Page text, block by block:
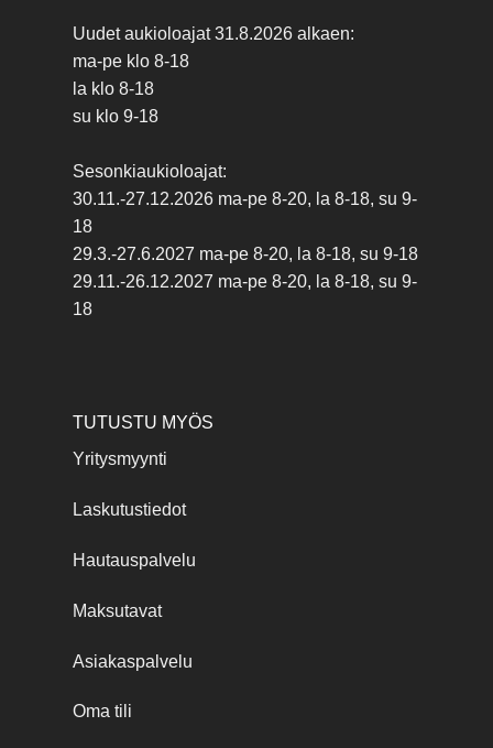
Uudet aukioloajat 31.8.2026 alkaen:
ma-pe klo 8-18
la klo 8-18
su klo 9-18
Sesonkiaukioloajat:
30.11.-27.12.2026 ma-pe 8-20, la 8-18, su 9-
18
29.3.-27.6.2027 ma-pe 8-20, la 8-18, su 9-18
29.11.-26.12.2027 ma-pe 8-20, la 8-18, su 9-
18
TUTUSTU MYÖS
Yritysmyynti
Laskutustiedot
Hautauspalvelu
Maksutavat
Asiakaspalvelu
Oma tili